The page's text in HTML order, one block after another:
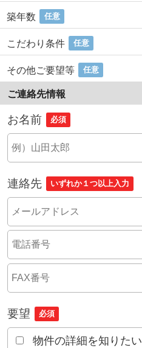
築年数 任意
こだわり条件 任意
その他ご要望等 任意
ご連絡先情報
お名前 必須
連絡先 いずれか１つ以上入力
要望 必須
物件の詳細を知りたい